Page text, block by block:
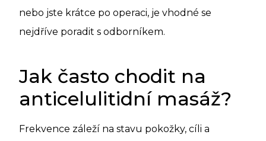
nebo jste krátce po operaci, je vhodné se
nejdříve poradit s odborníkem.
Jak často chodit na
anticelulitidní masáž?
Frekvence záleží na stavu pokožky, cíli a